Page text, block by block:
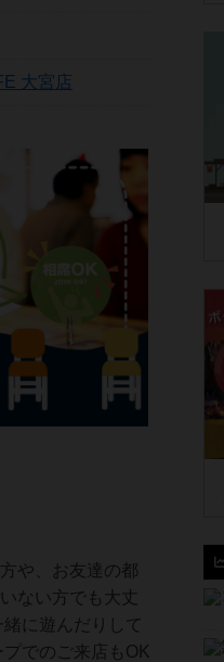
大宮店
や、お友達の都
ない方でも大丈
に遊んだりして
でのご来店もOK